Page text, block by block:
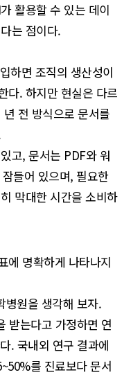
활용할 수 있는 데이
는 점이다.
하면 조직의 생산성이
다. 하지만 현실은 다르
전 방식으로 문서를
고, 문서는 PDF와 워
들어 있으며, 필요한
막대한 시간을 소비하
에 명확하게 나타나지
병원을 생각해 보자.
받는다고 가정하면 연
. 국내외 연구 결과에
를 진료보다 문서